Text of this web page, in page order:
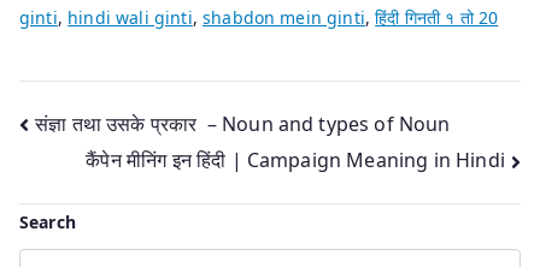
ginti, hindi wali ginti,shabdon mein ginti,हिंदी गिनती १ तो 20
Post
navigation
संज्ञा तथा उसके प्रकार – Noun and types of Noun
कैंपेन मीनिंग इन हिंदी | Campaign Meaning in Hindi
Search